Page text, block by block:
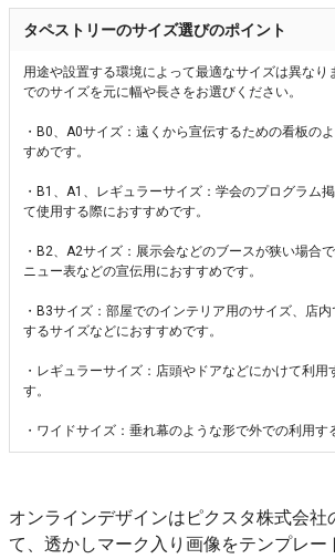
タペストリーのサイズ選びのポイント
用途や設置する環境によって最適なサイズは異なり
でのサイズを元に幅や長さをお選びください。
・B0、A0サイズ：遠くから宣伝するための看板の
すめです。
・B1、A1、レギュラーサイズ：学会のプログラム
て使用する際におすすめです。
・B2、A2サイズ：展示会などのブースが狭い場合
ニュー表などの宣伝用におすすめです。
・B3サイズ：部屋でのインテリア用のサイズ、店
するサイズなどにおすすめです。
・レギュラーサイズ：店頭やドアなどにかけて利用
す。
・ワイドサイズ：垂れ幕のような形で外での利用す
オンラインデザインはピクスタ株式会社
て、透かしマーク入り画像をテンプレー